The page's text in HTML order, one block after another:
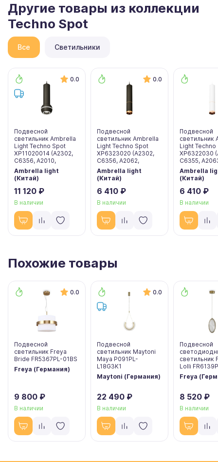
Другие товары из коллекции
Techno Spot
Все Светильники
0.0
Подвесной
светильник Ambrella
Light Techno Spot
XP11020014 (A2302,
C6356, A2010,
Ambrella light
(Китай)
11 120 ₽
В наличии
0.0
Подвесной
светильник Ambrella
Light Techno Spot
XP6323020 (A2302,
C6356, A2062,
Ambrella light
(Китай)
6 410 ₽
В наличии
Подвесной
светильник
Light Techno
XP6322030
C6355,
Ambrella
(Китай)
6 410 ₽
В наличии
Похожие товары
0.0
Подвесной
светильник Freya
Bride FR5367PL-01BS
Freya (Германия)
9 800 ₽
В наличии
0.0
Подвесной
светильник Maytoni
Maya P091PL-
L18G3K1
Maytoni (Германия)
22 490 ₽
В наличии
Подвесной
светильник
Lolli
Freya
8 520 ₽
В наличии